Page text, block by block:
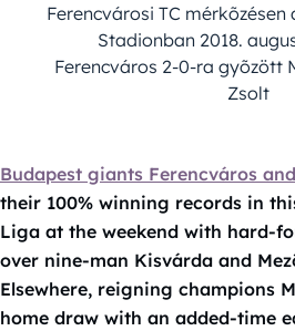
Ferencvárosi TC
Stadionban 2018.
Ferencváros 2-0-ra gyõzött
Zsolt
Budapest giants Ferencváros
their 100% winning records in
Liga at the weekend with hard-
over nine-man Kisvárda and
Elsewhere, reigning champions
home draw with an added-time